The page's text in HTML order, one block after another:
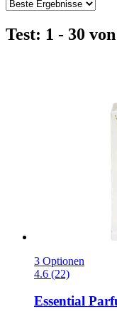
Test: 1 - 30
3 Optionen
4.6 (22)
Essential